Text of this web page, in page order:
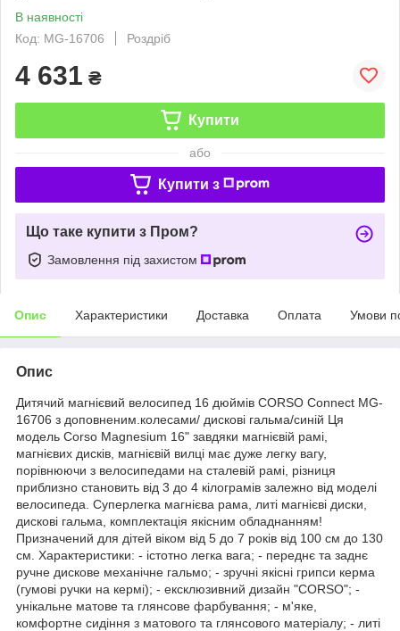
В наявності
Код: MG-16706
Роздріб
4 631 ₴
Купити
або
Купити з
Що таке купити з Пром?
Замовлення під захистом
Опис Характеристики Доставка Оплата Умови
Опис
Дитячий магнієвий велосипед 16 дюймів CORSO Connect MG-
16706 з доповненим.колесами/ дискові гальма/синій Ця
модель Corso Magnesium 16" завдяки магнієвій рамі,
магнієвих дисків, магнієвій вилці має дуже легку вагу,
порівнюючи з велосипедами на сталевій рамі, різниця
приблизно становить від 3 до 4 кілограмів залежно від моделі
велосипеда. Суперлегка магнієва рама, литі магнієві диски,
дискові гальма, комплектація якісним обладнанням!
Призначений для дітей віком від 5 до 7 років від 100 см до 130
см. Характеристики: - істотно легка вага; - переднє та заднє
ручне дискове механічне гальмо; - зручні якісні грипси керма
(гумові ручки на кермі); - ексклюзивний дизайн "CORSO"; -
унікальне матове та глянсове фарбування; - м'яке,
комфортне сидіння з матового та глянсового матеріалу; - литі